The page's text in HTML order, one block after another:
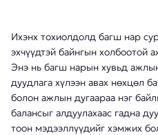
Ихэнх тохиолдолд багш нар
эхчүүдтэй байнгын холбоотой
Энэ нь багш нарын хувьд
дуудлага хүлээн авах нөхцөл
болон ажлын дугаараа нэг
балансыг алдуулахаас гадна
тоон мэдээллүүдийг хэмжих